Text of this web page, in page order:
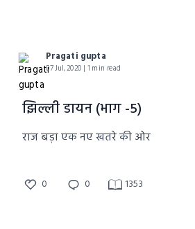
Pragati gupta
07 Jul, 2020 | 1 min read
झिल्ली डायन (भाग -5)
राज बड़ा एक नए खतरे की ओर
0 0 1353